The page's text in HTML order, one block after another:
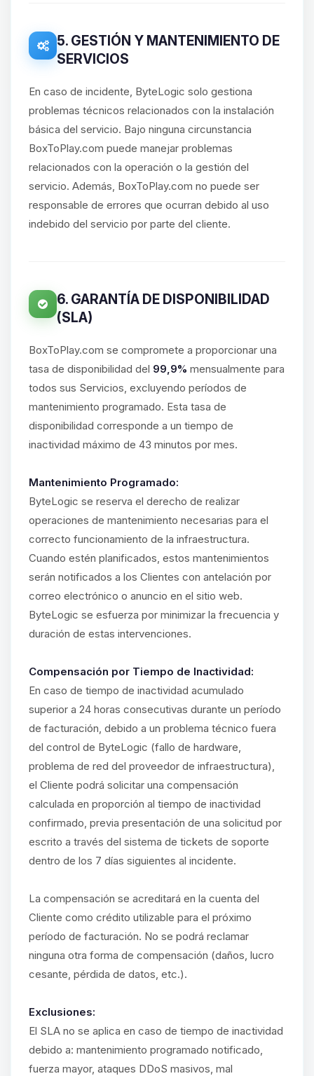
5. GESTIÓN Y MANTENIMIENTO DE
SERVICIOS
En caso de incidente, ByteLogic solo gestiona
problemas técnicos relacionados con la instalación
básica del servicio. Bajo ninguna circunstancia
BoxToPlay.com puede manejar problemas
relacionados con la operación o la gestión del
servicio. Además, BoxToPlay.com no puede ser
responsable de errores que ocurran debido al uso
indebido del servicio por parte del cliente.
6. GARANTÍA DE DISPONIBILIDAD
(SLA)
BoxToPlay.com se compromete a proporcionar una
tasa de disponibilidad del 99,9% mensualmente para
todos sus Servicios, excluyendo períodos de
mantenimiento programado. Esta tasa de
disponibilidad corresponde a un tiempo de
inactividad máximo de 43 minutos por mes.
Mantenimiento Programado:
ByteLogic se reserva el derecho de realizar
operaciones de mantenimiento necesarias para el
correcto funcionamiento de la infraestructura.
Cuando estén planificados, estos mantenimientos
serán notificados a los Clientes con antelación por
correo electrónico o anuncio en el sitio web.
ByteLogic se esfuerza por minimizar la frecuencia y
duración de estas intervenciones.
Compensación por Tiempo de Inactividad:
En caso de tiempo de inactividad acumulado
superior a 24 horas consecutivas durante un período
de facturación, debido a un problema técnico fuera
del control de ByteLogic (fallo de hardware,
problema de red del proveedor de infraestructura),
el Cliente podrá solicitar una compensación
calculada en proporción al tiempo de inactividad
confirmado, previa presentación de una solicitud por
escrito a través del sistema de tickets de soporte
dentro de los 7 días siguientes al incidente.
La compensación se acreditará en la cuenta del
Cliente como crédito utilizable para el próximo
período de facturación. No se podrá reclamar
ninguna otra forma de compensación (daños, lucro
cesante, pérdida de datos, etc.).
Exclusiones:
El SLA no se aplica en caso de tiempo de inactividad
debido a: mantenimiento programado notificado,
fuerza mayor, ataques DDoS masivos, mal